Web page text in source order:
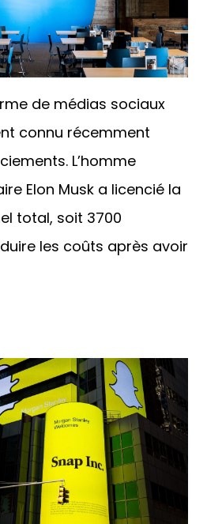
de médias sociaux
connu récemment
L’homme
Elon Musk a licencié la
total, soit 3700
les coûts après avoir